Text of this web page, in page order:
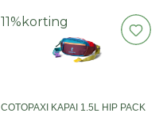
11% korting
COTOPAXI KAPAI 1.5L HIP PACK